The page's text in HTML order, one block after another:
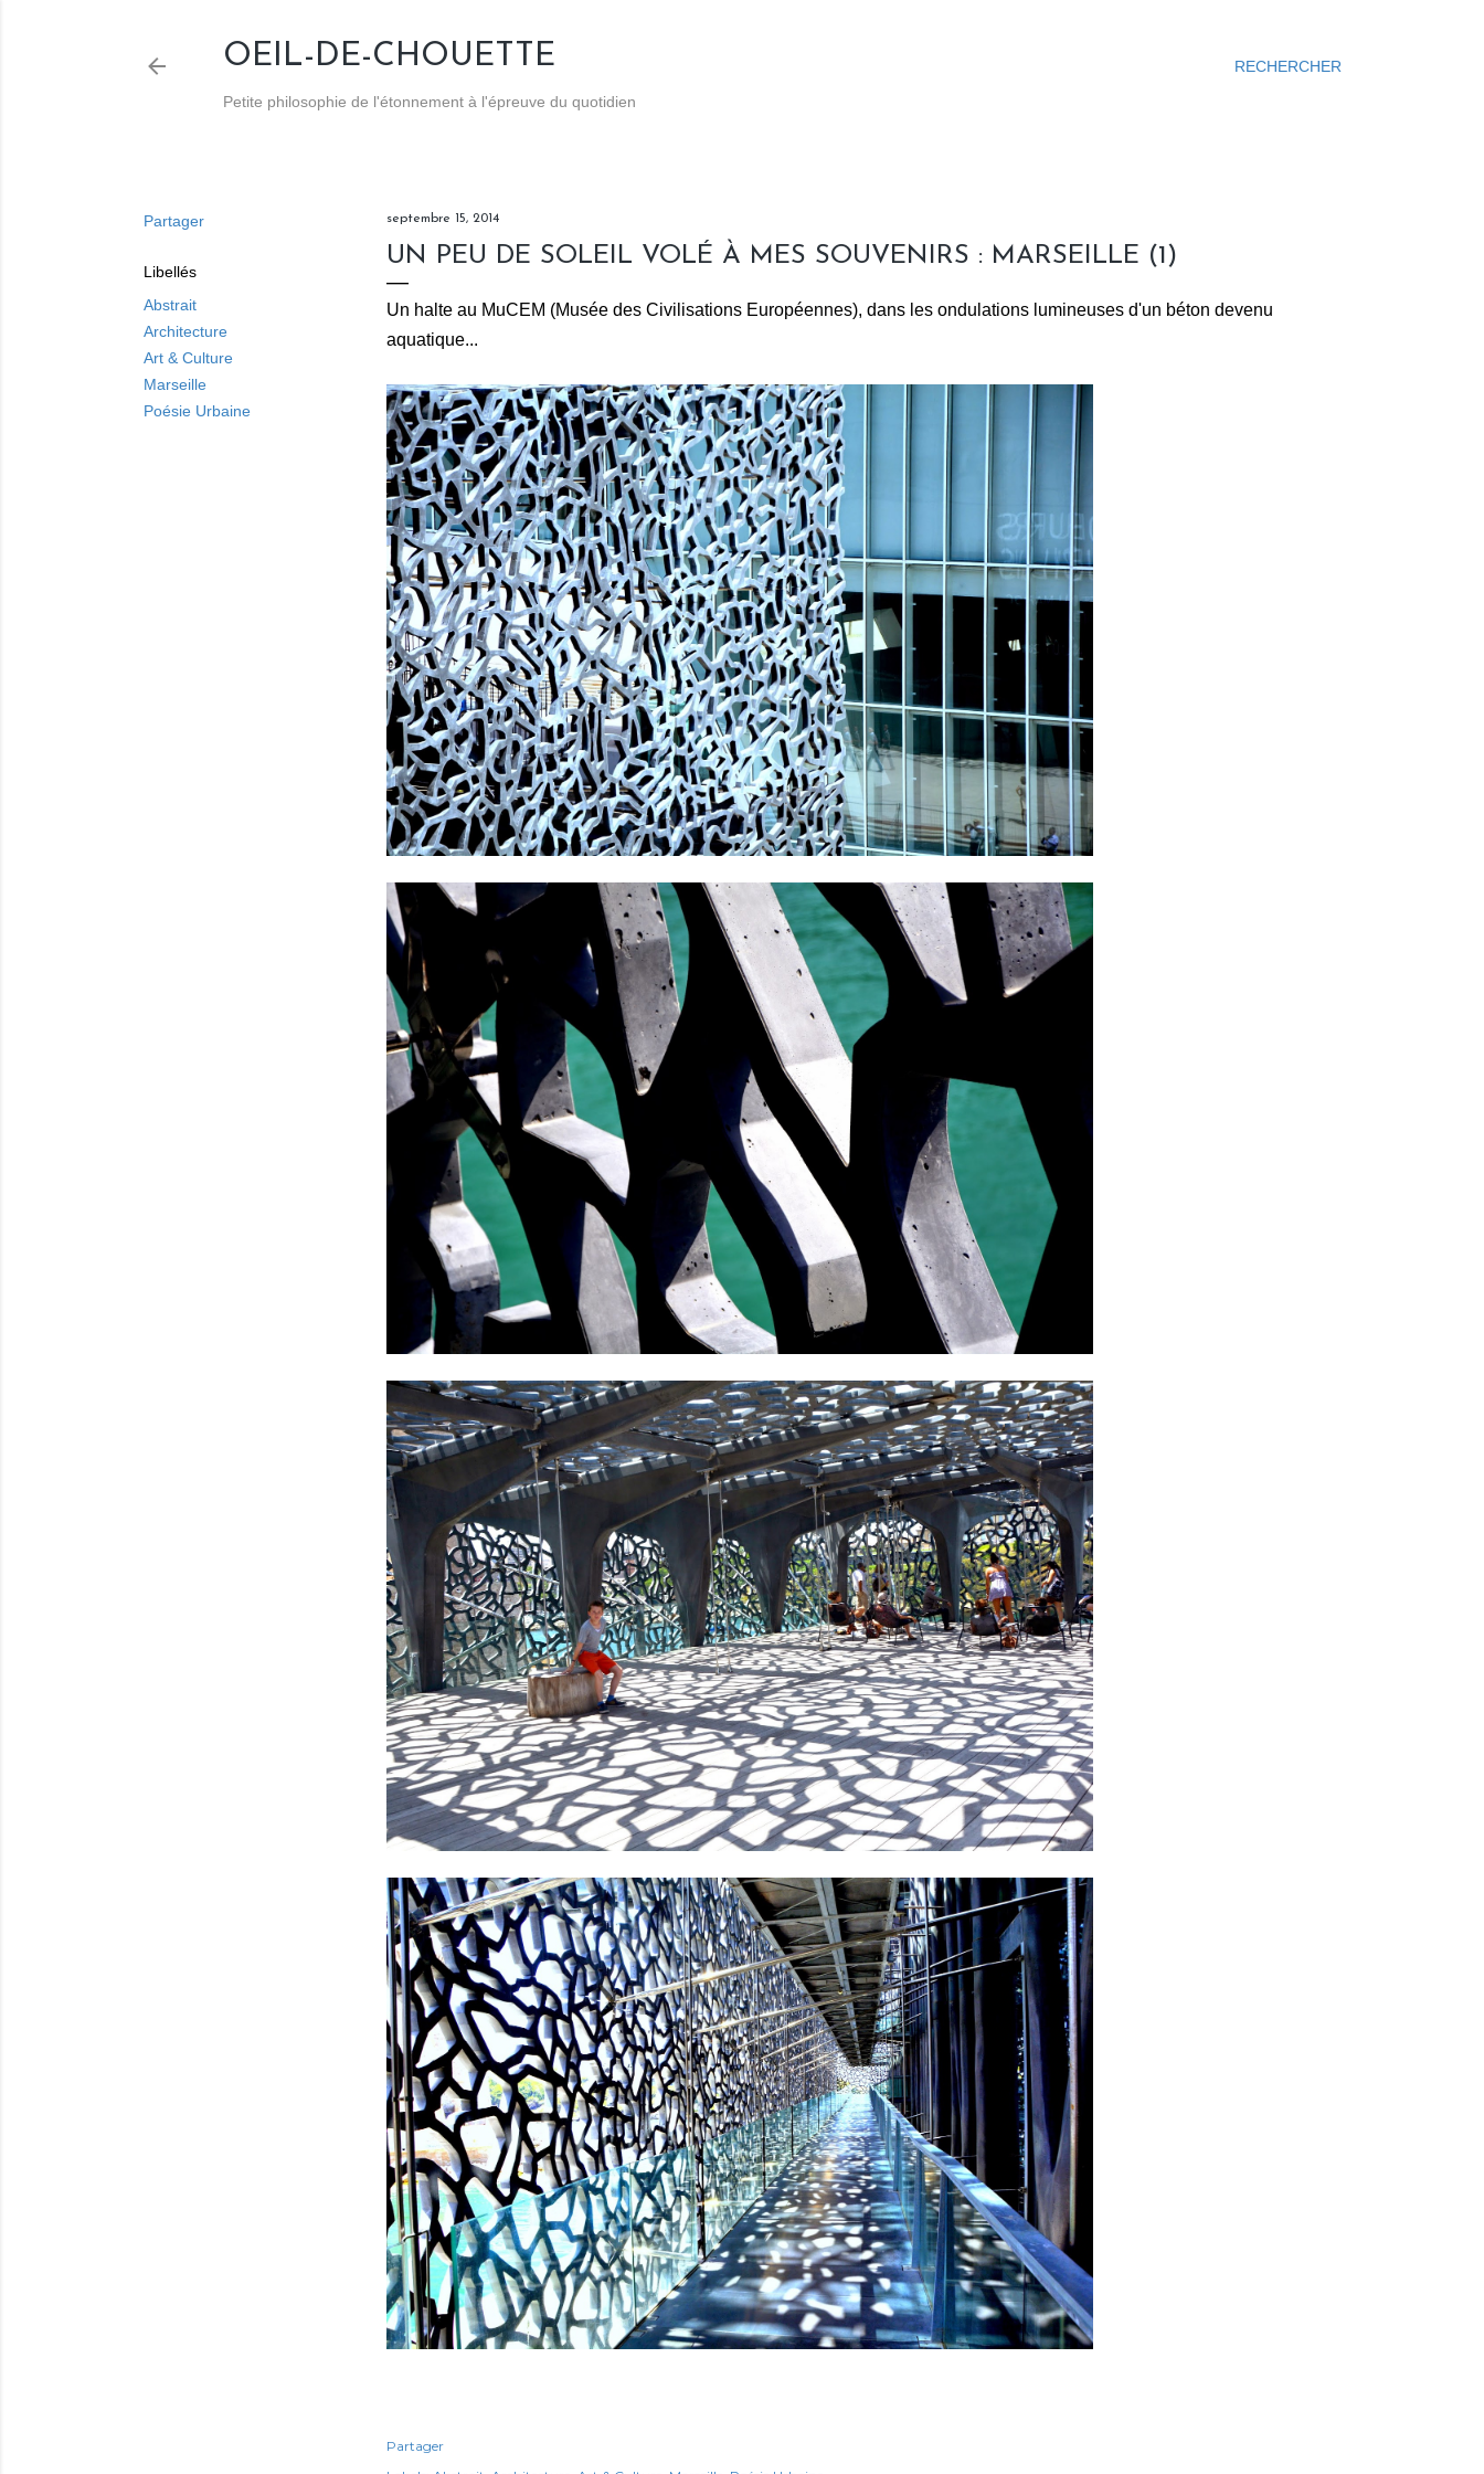
RECHERCHER
OEIL-DE-CHOUETTE
Petite philosophie de l'étonnement à l'épreuve du quotidien
Partager
Libellés
Abstrait
Architecture
Art & Culture
Marseille
Poésie Urbaine
septembre 15, 2014
UN PEU DE SOLEIL VOLÉ À MES SOUVENIRS : MARSEILLE (1)
Un halte au MuCEM (Musée des Civilisations Européennes), dans les ondulations lumineuses d'un béton devenu
aquatique...
Partager